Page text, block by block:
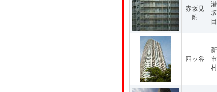
赤坂見
附
目
四ッ谷